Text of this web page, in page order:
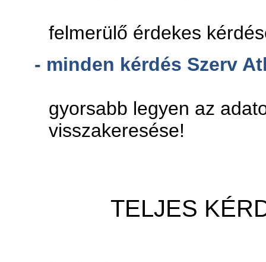
felmerülő érdekes
- minden kérdés Szerv
gyorsabb legyen az
visszakeresése!
TELJES